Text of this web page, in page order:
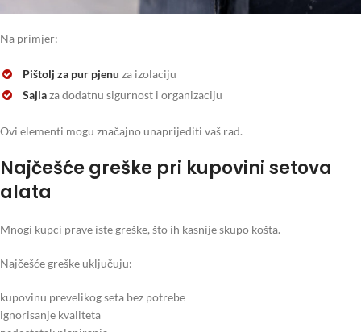
Na primjer:
Pištolj za pur pjenu za izolaciju
Sajlaza dodatnu sigurnost i organizaciju
Ovi elementi mogu značajno unaprijediti vaš rad.
Najčešće greške pri kupovini setova
alata
Mnogi kupci prave iste greške, što ih kasnije skupo košta.
Najčešće greške uključuju:
kupovinu prevelikog seta bez potrebe
ignorisanje kvaliteta